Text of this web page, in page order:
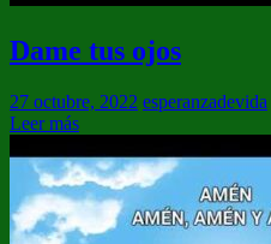
Dame tus ojos
27 octubre, 2022 esperanzadevida
Leer más